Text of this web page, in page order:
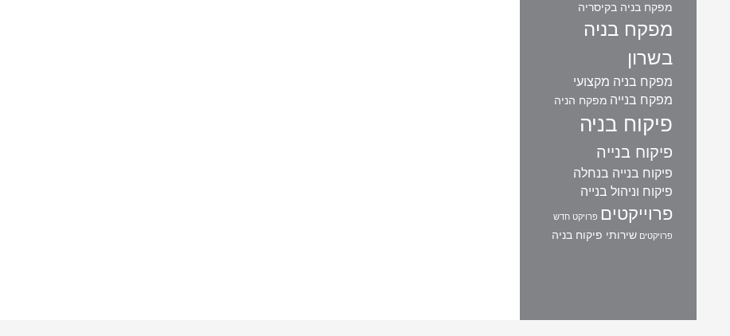
מפקח בניה בקיסריה
מפקח בניה
בשרון
מפקח בניה מקצועי
מפקח בנייה מפקח הניה
פיקוח בניה
פיקוח בנייה
פיקוח בנייה בנחלה
פיקוח וניהול בנייה
פרוייקטים פרויקט חדש
פרויקטים שירותי פיקוח בניה